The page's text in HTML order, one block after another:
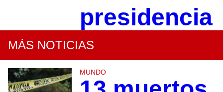
presidencia
MÁS NOTICIAS
MUNDO